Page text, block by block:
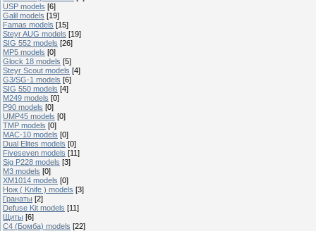
USP models [6]
Galil models [19]
Famas models [15]
Steyr AUG models [19]
SIG 552 models [26]
MP5 models [0]
Glock 18 models [5]
Steyr Scout models [4]
G3/SG-1 models [6]
SIG 550 models [4]
M249 models [0]
P90 models [0]
UMP45 models [0]
TMP models [0]
MAC-10 models [0]
Dual Elites models [0]
Fiveseven models [11]
Sig P228 models [3]
M3 models [0]
XM1014 models [0]
Нож ( Knife ) models [3]
Гранаты [2]
Defuse Kit models [11]
Щиты [6]
C4 (Бомба) models [22]